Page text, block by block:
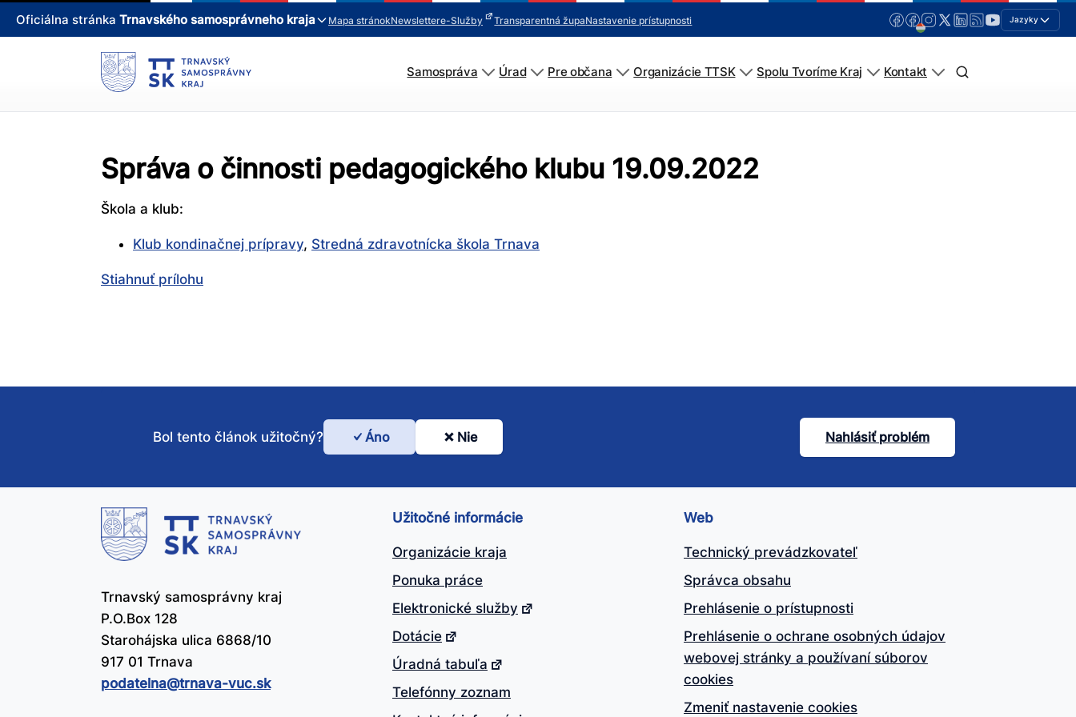
Oficiálna stránka Trnavského samosprávneho kraja Mapa stránokNewslettere-Služby Transparentná župaNastavenie prístupnosti Jazyky
Samospráva Úrad Pre občana Organizácie TTSK Spolu Tvoríme Kraj Kontakt
Správa o činnosti pedagogického klubu 19.09.2022
Škola a klub:
Klub kondinačnej prípravy, Stredná zdravotnícka škola Trnava
Stiahnuť prílohu
Bol
tento
článok
užitočný?
Bol tento článok užitočný? Áno Nie Nahlásiť problém
Trnavský samosprávny kraj
P.O.Box 128
Starohájska ulica 6868/10
917 01 Trnava
podatelna@​trnava-vuc.sk
Užitočné informácie
Organizácie kraja
Ponuka práce
Elektronické služby
Dotácie
Úradná tabuľa
Telefónny zoznam
Web
Technický prevádzkovateľ
Správca obsahu
Prehlásenie o prístupnosti
Prehlásenie o ochrane osobných údajov
webovej stránky a používaní súborov
cookies
Zmeniť nastavenie cookies